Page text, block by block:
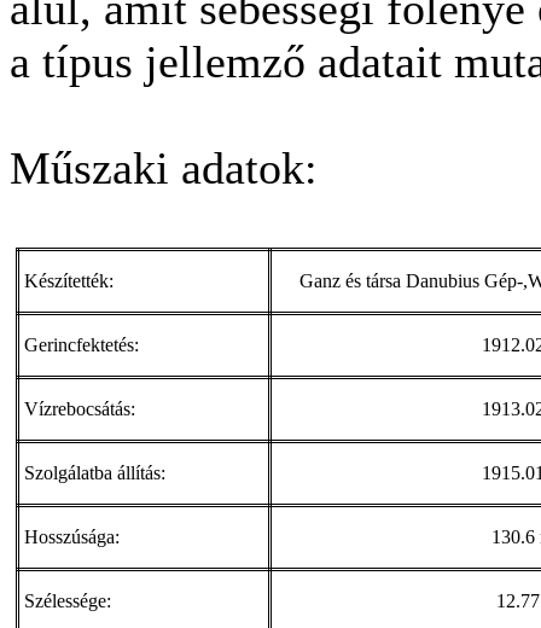
a típus jellemző adatait
Műszaki adatok:
Készítették: Ganz és társa Danubius Gép-
Gerincfektetés:
Vízrebocsátás:
Szolgálatba állítás:
Hosszúsága: 130.6
Szélessége: